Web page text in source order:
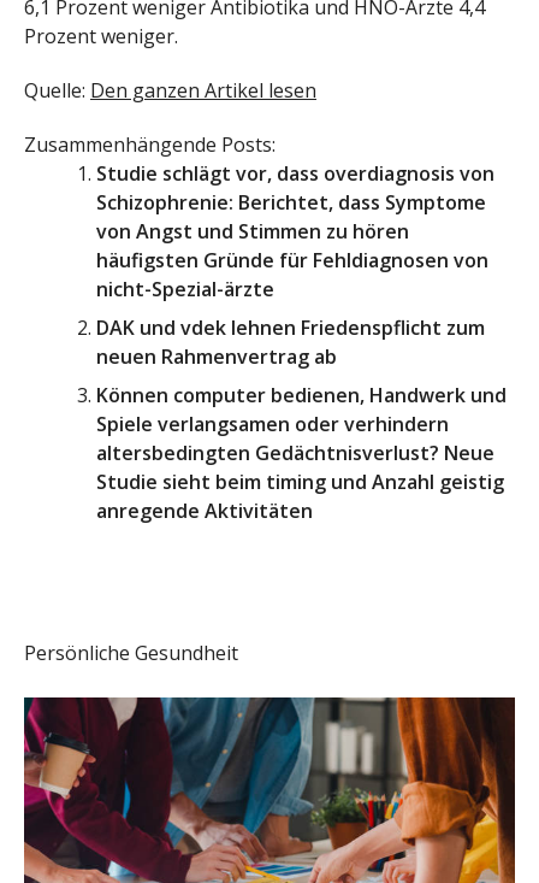
6,1 Prozent weniger Antibiotika und HNO-Ärzte 4,4
Prozent weniger.
Quelle: Den ganzen Artikel lesen
Zusammenhängende Posts:
Studie schlägt vor, dass overdiagnosis von
Schizophrenie: Berichtet, dass Symptome
von Angst und Stimmen zu hören
häufigsten Gründe für Fehldiagnosen von
nicht-Spezial-ärzte
DAK und vdek lehnen Friedenspflicht zum
neuen Rahmenvertrag ab
Können computer bedienen, Handwerk und
Spiele verlangsamen oder verhindern
altersbedingten Gedächtnisverlust? Neue
Studie sieht beim timing und Anzahl geistig
anregende Aktivitäten
Persönliche Gesundheit